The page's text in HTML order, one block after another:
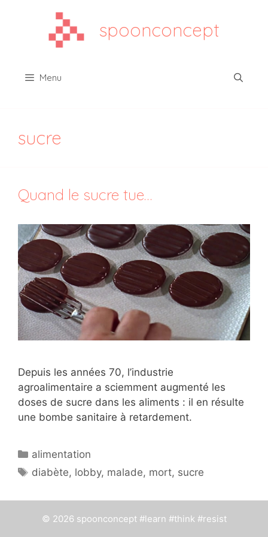
spoonconcept
Menu
sucre
Quand le sucre tue…
Depuis les années 70, l’industrie
agroalimentaire a sciemment augmenté les
doses de sucre dans les aliments : il en résulte
une bombe sanitaire à retardement.
Catégories
alimentation
Étiquettes
diabète, lobby, malade, mort, sucre
© 2026 spoonconcept #learn #think #resist